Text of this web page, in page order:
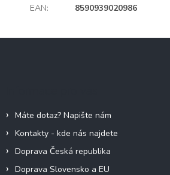
EAN: 8590939020986
Máte dotaz? Napište nám
Kontakty - kde nás najdete
Doprava Česká republika
Doprava Slovensko a EU